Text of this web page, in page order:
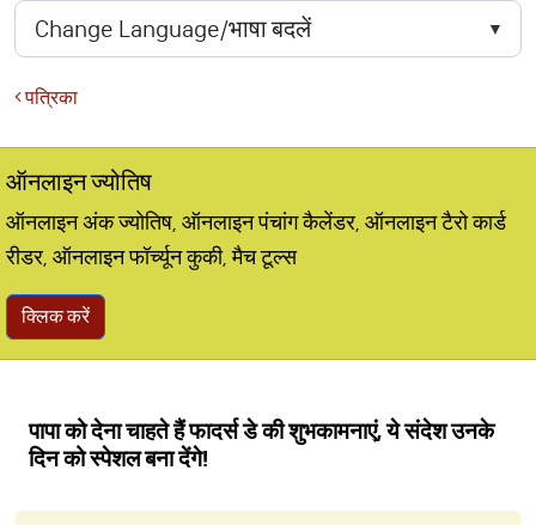
पत्रिका
ऑनलाइन ज्योतिष
ऑनलाइन अंक ज्योतिष, ऑनलाइन पंचांग कैलेंडर, ऑनलाइन टैरो कार्ड
रीडर, ऑनलाइन फॉर्च्यून कुकी, मैच टूल्स
क्लिक करें
पापा को देना चाहते हैं फादर्स डे की शुभकामनाएं, ये संदेश उनके
दिन को स्पेशल बना देंगे!